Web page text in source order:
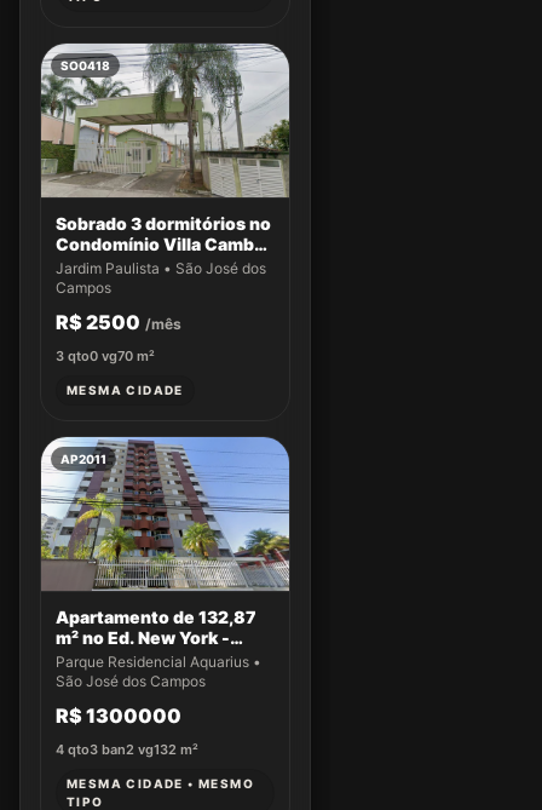
SO0418
Sobrado 3 dormitórios no
Condomínio Villa Cambuí
- Casa 033
Jardim Paulista • São José dos
Campos
R$ 2500 /mês
3 qto0 vg70 m²
MESMA CIDADE
AP2011
Apartamento de 132,87
m² no Ed. New York -
Apto 43
Parque Residencial Aquarius •
São José dos Campos
R$ 1300000
4 qto3 ban2 vg132 m²
MESMA CIDADE • MESMO
TIPO